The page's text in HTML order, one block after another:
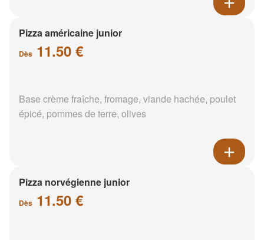
Pizza américaine junior
Dès 11.50 €
Base crème fraîche, fromage, viande hachée, poulet
épicé, pommes de terre, olives
Pizza norvégienne junior
Dès 11.50 €